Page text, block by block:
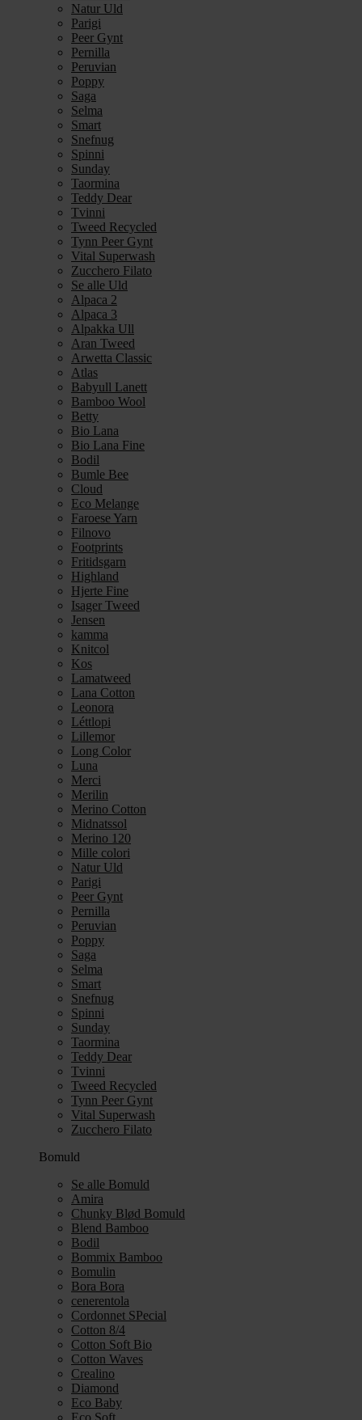
Natur Uld
Parigi
Peer Gynt
Pernilla
Peruvian
Poppy
Saga
Selma
Smart
Snefnug
Spinni
Sunday
Taormina
Teddy Dear
Tvinni
Tweed Recycled
Tynn Peer Gynt
Vital Superwash
Zucchero Filato
Se alle Uld
Alpaca 2
Alpaca 3
Alpakka Ull
Aran Tweed
Arwetta Classic
Atlas
Babyull Lanett
Bamboo Wool
Betty
Bio Lana
Bio Lana Fine
Bodil
Bumle Bee
Cloud
Eco Melange
Faroese Yarn
Filnovo
Footprints
Fritidsgarn
Highland
Hjerte Fine
Isager Tweed
Jensen
kamma
Knitcol
Kos
Lamatweed
Lana Cotton
Leonora
Léttlopi
Lillemor
Long Color
Luna
Merci
Merilin
Merino Cotton
Midnatssol
Merino 120
Mille colori
Natur Uld
Parigi
Peer Gynt
Pernilla
Peruvian
Poppy
Saga
Selma
Smart
Snefnug
Spinni
Sunday
Taormina
Teddy Dear
Tvinni
Tweed Recycled
Tynn Peer Gynt
Vital Superwash
Zucchero Filato
Bomuld
Se alle Bomuld
Amira
Chunky Blød Bomuld
Blend Bamboo
Bodil
Bommix Bamboo
Bomulin
Bora Bora
cenerentola
Cordonnet SPecial
Cotton 8/4
Cotton Soft Bio
Cotton Waves
Crealino
Diamond
Eco Baby
Eco Soft